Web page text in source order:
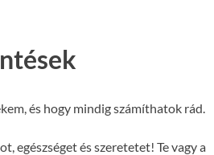
és hogy mindig számíthatok rád.
egészséget és szeretetet! Te vagy a